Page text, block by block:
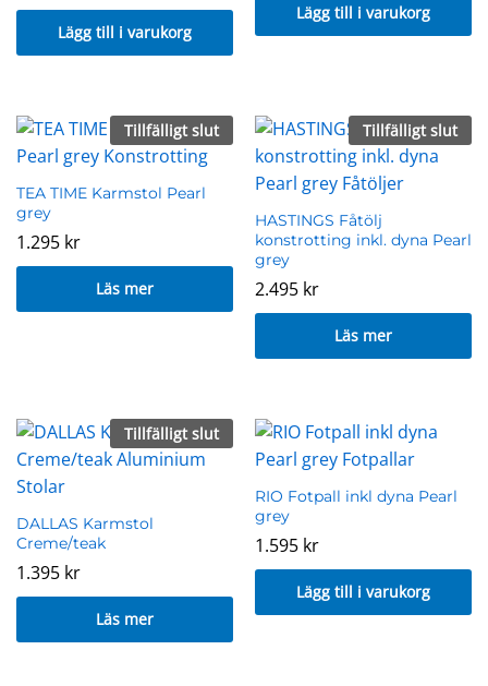
Lägg till i varukorg
Lägg till i varukorg
Tillfälligt slut
TEA TIME Karmstol Pearl
grey
1.295 kr
Läs mer
Tillfälligt slut
HASTINGS Fåtölj
konstrotting inkl. dyna Pearl
grey
2.495 kr
Läs mer
Tillfälligt slut
DALLAS Karmstol
Creme/teak
1.395 kr
Läs mer
RIO Fotpall inkl dyna Pearl
grey
1.595 kr
Lägg till i varukorg